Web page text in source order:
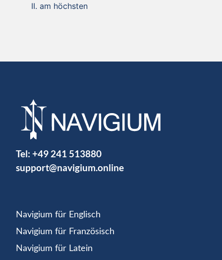
am höchsten
Tel: +49 241 513880
support@navigium.online
Navigium für Englisch
Navigium für Französisch
Navigium für Latein